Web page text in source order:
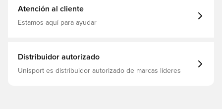
Atención al cliente
Estamos aquí para ayudar
Distribuidor autorizado
Unisport es distribuidor autorizado de marcas líderes